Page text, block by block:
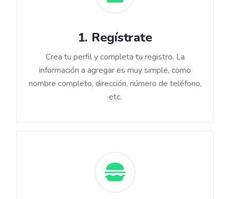
1. Regístrate
Crea tu perfil y completa tu registro. La
información a agregar es muy simple, como
nombre completo, dirección, número de teléfono,
etc.